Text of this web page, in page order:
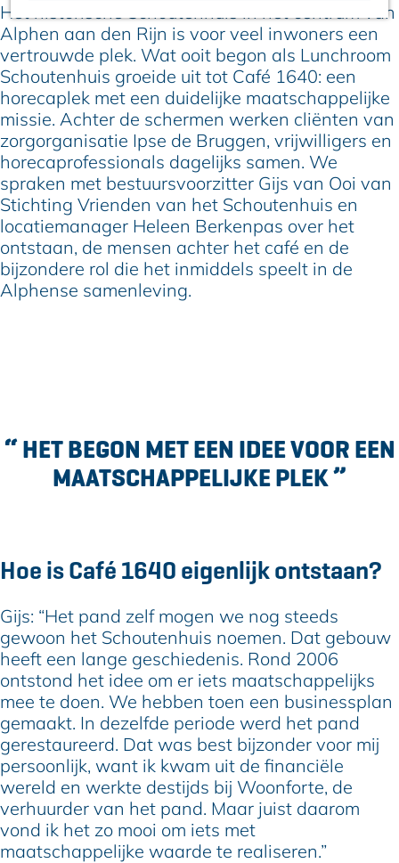
e
Het historische Schoutenhuis in het centrum van
Alphen aan den Rijn is voor veel inwoners een
vertrouwde plek. Wat ooit begon als Lunchroom
Schoutenhuis groeide uit tot Café 1640: een
horecaplek met een duidelijke maatschappelijke
missie. Achter de schermen werken cliënten van
zorgorganisatie Ipse de Bruggen, vrijwilligers en
horecaprofessionals dagelijks samen. We
spraken met bestuursvoorzitter Gijs van Ooi van
Stichting Vrienden van het Schoutenhuis en
locatiemanager Heleen Berkenpas over het
ontstaan, de mensen achter het café en de
bijzondere rol die het inmiddels speelt in de
Alphense samenleving.
“HET BEGON MET EEN IDEE VOOR EEN
MAATSCHAPPELIJKE PLEK”
Hoe is Café 1640 eigenlijk ontstaan?
Gijs: “Het pand zelf mogen we nog steeds
gewoon het Schoutenhuis noemen. Dat gebouw
heeft een lange geschiedenis. Rond 2006
ontstond het idee om er iets maatschappelijks
mee te doen. We hebben toen een businessplan
gemaakt. In dezelfde periode werd het pand
gerestaureerd. Dat was best bijzonder voor mij
persoonlijk, want ik kwam uit de financiële
wereld en werkte destijds bij Woonforte, de
verhuurder van het pand. Maar juist daarom
vond ik het zo mooi om iets met
maatschappelijke waarde te realiseren.”